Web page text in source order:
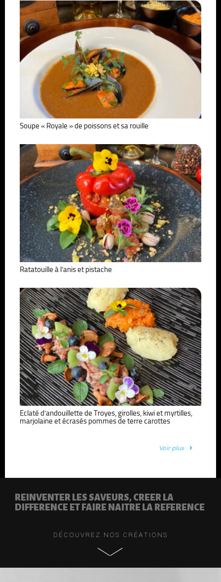
Soupe « Royale » de poissons et sa rouille
Ratatouille à l’anis et pistache
Eclaté d’andouillette de Troyes, girolles, kiwi et myrtilles,
marjolaine et écrasés pommes de terre carottes
Voir plus
REINVENTER LES SAVEURS, CREER LA
DIFFERENCE ET FAIRE NAITRE LA REFERENCE
DÉCOUVREZ NOS CRÉATIONS